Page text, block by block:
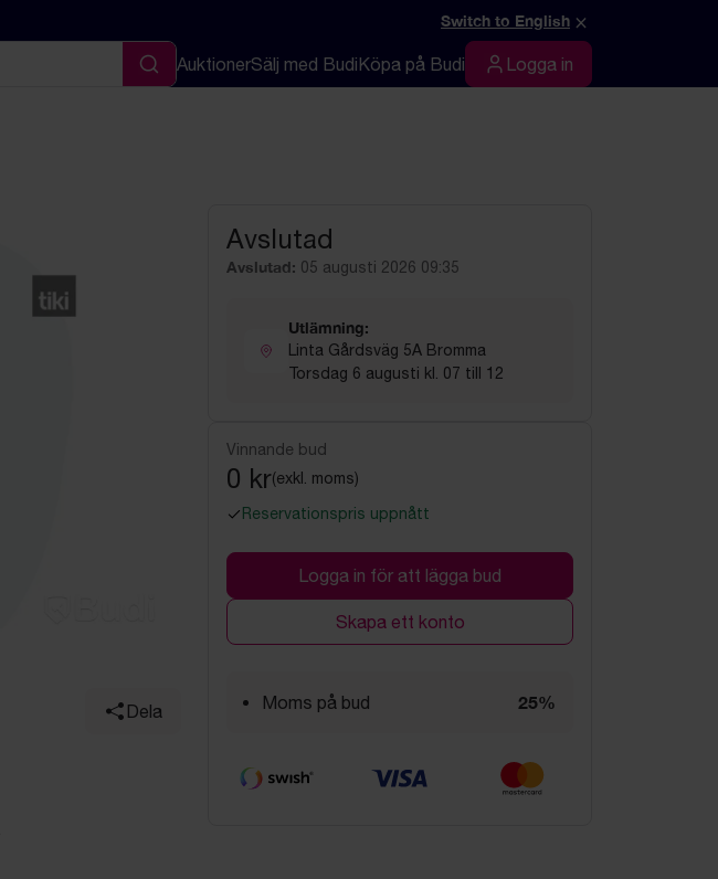
Switch to English ×
Sök
AuktionerSälj med BudiKöpa på Budi Logga in
Logga in
Dela
Avslutad
Avslutad: 05 augusti 2026 09:35
Utlämning:
Linta Gårdsväg 5A Bromma
Torsdag 6 augusti kl. 07 till 12
Vinnande bud
0 kr(exkl. moms)
Reservationspris uppnått
Logga in för att lägga bud
Skapa ett konto
Moms på bud 25%